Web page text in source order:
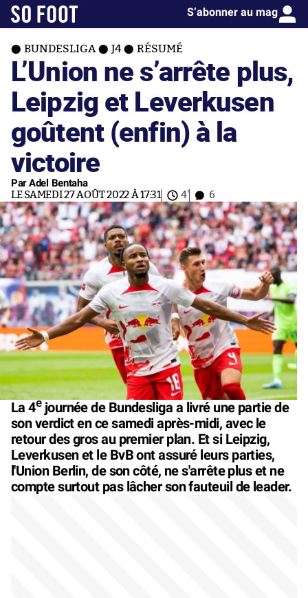
S’abonner au mag
BUNDESLIGA J4 RÉSUMÉ
L’Union ne s’arrête plus,
Leipzig et Leverkusen
goûtent (enfin) à la
victoire
Par Adel Bentaha
LE SAMEDI 27 AOÛT 2022 À 17:31 4' 6
La 4ejournée de Bundesliga a livré une partie de
son verdict en ce samedi après-midi, avec le
retour des gros au premier plan. Et si Leipzig,
Leverkusen et le BvB ont assuré leurs parties,
l'Union Berlin, de son côté, ne s'arrête plus et ne
compte surtout pas lâcher son fauteuil de leader.